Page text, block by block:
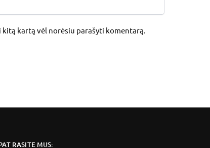
kartą vėl norėsiu parašyti komentarą.
RASITE MUS: